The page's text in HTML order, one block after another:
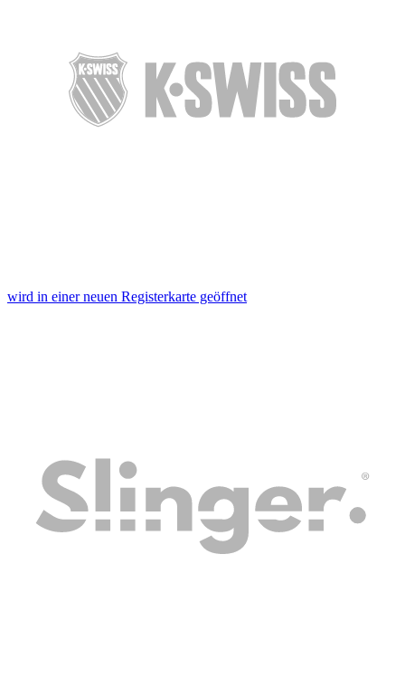
wird in einer neuen Registerkarte geöffnet